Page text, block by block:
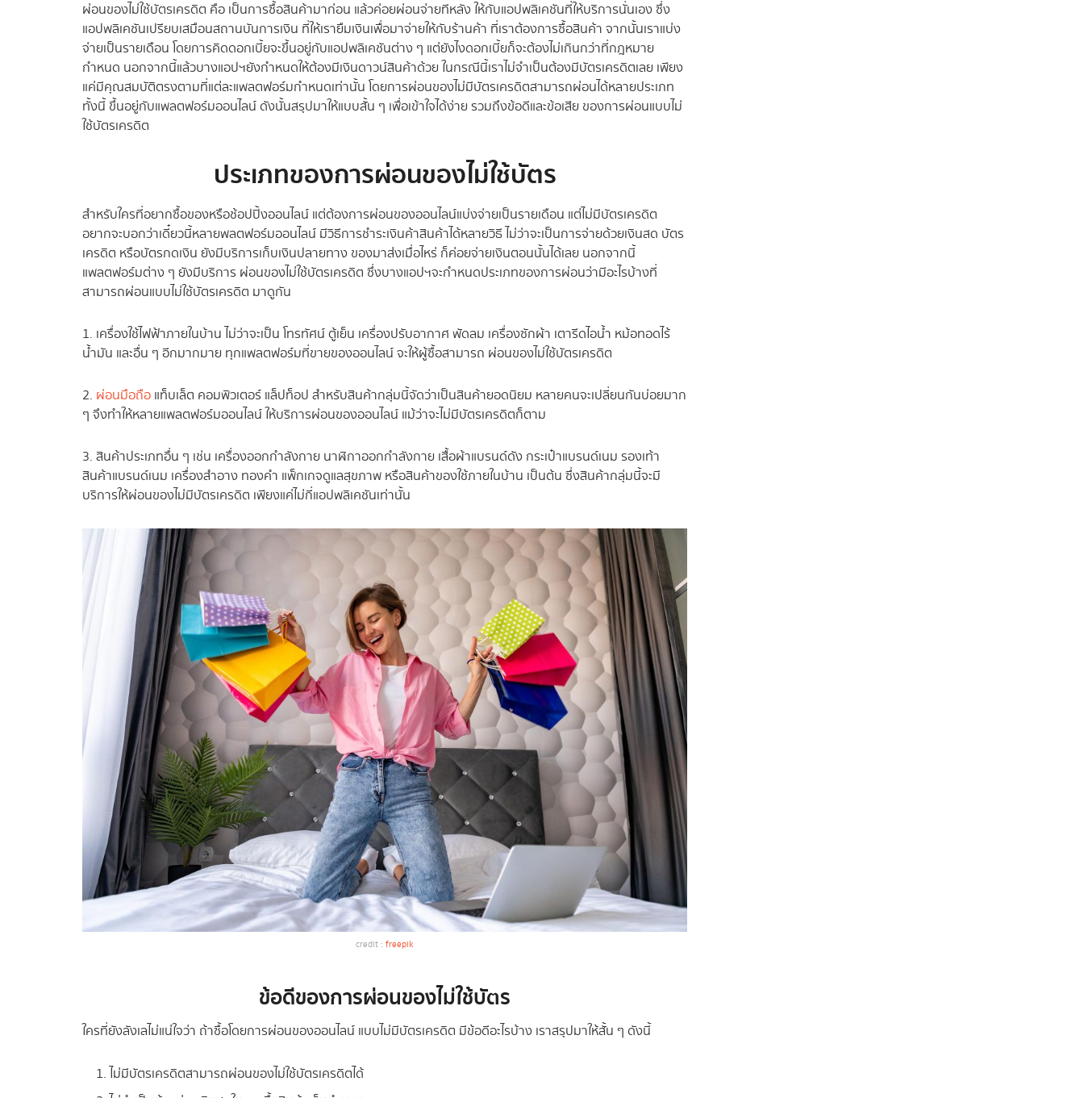
ผ่อนของไม่ใช้บัตรเครดิต คือ เป็นการซื้อสินค้ามาก่อน แล้วค่อยผ่อนจ่ายทีหลัง ให้กับแอปพลิเคชันที่ให้บริการนั่นเอง ซึ่ง
แอปพลิเคชันเปรียบเสมือนสถานบันการเงิน ที่ให้เรายืมเงินเพื่อมาจ่ายให้กับร้านค้า ที่เราต้องการซื้อสินค้า จากนั้นเราแบ่ง
จ่ายเป็นรายเดือน โดยการคิดดอกเบี้ยจะขึ้นอยู่กับแอปพลิเคชันต่าง ๆ แต่ยังไงดอกเบี้ยก็จะต้องไม่เกินกว่าที่กฎหมาย
กำหนด นอกจากนี้แล้วบางแอปฯยังกำหนดให้ต้องมีเงินดาวน์สินค้าด้วย ในกรณีนี้เราไม่จำเป็นต้องมีบัตรเครดิตเลย เพียง
แค่มีคุณสมบัติตรงตามที่แต่ละแพลตฟอร์มกำหนดเท่านั้น โดยการผ่อนของไม่มีบัตรเครดิตสามารถผ่อนได้หลายประเภท
ทั้งนี้ ขึ้นอยู่กับแพลตฟอร์มออนไลน์ ดังนั้นสรุปมาให้แบบสั้น ๆ เพื่อเข้าใจได้ง่าย รวมถึงข้อดีและข้อเสีย ของการผ่อนแบบไม่
ใช้บัตรเครดิต
ประเภทของการผ่อนของไม่ใช้บัตร
สำหรับใครที่อยากซื้อของหรือช้อปปิ้งออนไลน์ แต่ต้องการผ่อนของออนไลน์แบ่งจ่ายเป็นรายเดือน แต่ไม่มีบัตรเครดิต
อยากจะบอกว่าเดี๋ยวนี้หลายพลตฟอร์มออนไลน์ มีวิธีการชำระเงินค้าสินค้าได้หลายวิธี ไม่ว่าจะเป็นการจ่ายด้วยเงินสด บัตร
เครดิต หรือบัตรกดเงิน ยังมีบริการเก็บเงินปลายทาง ของมาส่งเมื่อไหร่ ก็ค่อยจ่ายเงินตอนนั้นได้เลย นอกจากนี้
แพลตฟอร์มต่าง ๆ ยังมีบริการ ผ่อนของไม่ใช้บัตรเครดิต ซึ่งบางแอปฯจะกำหนดประเภทของการผ่อนว่ามีอะไรบ้างที่
สามารถผ่อนแบบไม่ใช้บัตรเครดิต มาดูกัน
1. เครื่องใช้ไฟฟ้าภายในบ้าน ไม่ว่าจะเป็น โทรทัศน์ ตู้เย็น เครื่องปรับอากาศ พัดลม เครื่องซักผ้า เตารีดไอน้ำ หม้อทอดไร้
น้ำมัน และอื่น ๆ อีกมากมาย ทุกแพลตฟอร์มที่ขายของออนไลน์ จะให้ผู้ซื้อสามารถ ผ่อนของไม่ใช้บัตรเครดิต
2. ผ่อนมือถือ แท็บเล็ต คอมพิวเตอร์ แล็ปท็อป สำหรับสินค้ากลุ่มนี้จัดว่าเป็นสินค้ายอดนิยม หลายคนจะเปลี่ยนกันบ่อยมาก
ๆ จึงทำให้หลายแพลตฟอร์มออนไลน์ ให้บริการผ่อนของออนไลน์ แม้ว่าจะไม่มีบัตรเครดิตก็ตาม
3. สินค้าประเภทอื่น ๆ เช่น เครื่องออกกำลังกาย นาฬิกาออกกำลังกาย เสื้อผ้าแบรนด์ดัง กระเป๋าแบรนด์เนม รองเท้า
สินค้าแบรนด์เนม เครื่องสำอาง ทองคำ แพ็กเกจดูแลสุขภาพ หรือสินค้าของใช้ภายในบ้าน เป็นต้น ซึ่งสินค้ากลุ่มนี้จะมี
บริการให้ผ่อนของไม่มีบัตรเครดิต เพียงแค่ไม่กี่แอปพลิเคชันเท่านั้น
credit : freepik
ข้อดีของการผ่อนของไม่ใช้บัตร
ใครที่ยังลังเลไม่แน่ใจว่า ถ้าซื้อโดยการผ่อนของออนไลน์ แบบไม่มีบัตรเครดิต มีข้อดีอะไรบ้าง เราสรุปมาให้สั้น ๆ ดังนี้
ไม่มีบัตรเครดิตสามารถผ่อนของไม่ใช้บัตรเครดิตได้